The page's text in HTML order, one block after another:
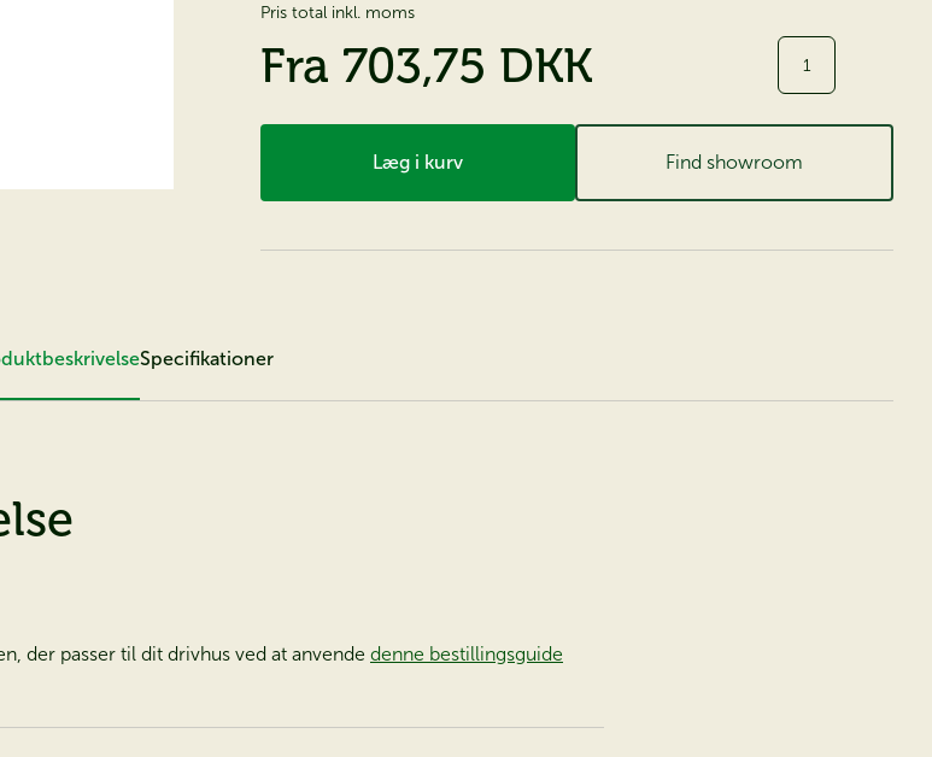
Pris total inkl. moms
Fra 703,75 DKK Antal
Læg i kurv Find showroom
Specifikationer
der passer til dit drivhus ved at anvende denne bestillingsguide